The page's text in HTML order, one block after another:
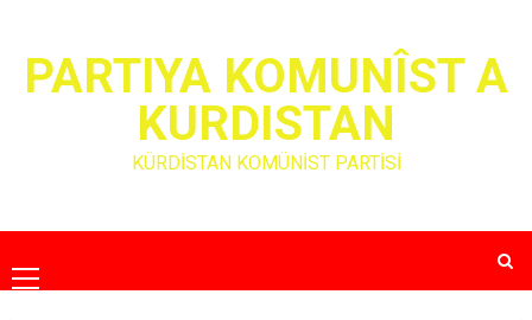
contentPARTIYA KOMUNÎST A
KURDISTAN
KÜRDİSTAN KOMÜNİST PARTİSİ
Primary
Menu